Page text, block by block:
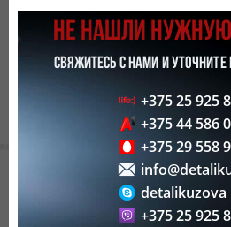
НЕ НАШЛИ
СВЯЖИТЕСЬ С НАМИ И
+375 25 925
+375 44 586
+375 29 558
detalikuzova
+375 25 925